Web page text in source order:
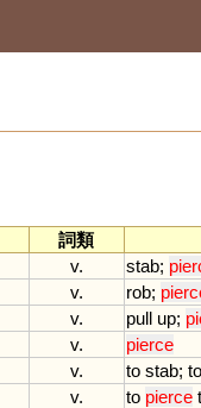
詞類
v. stab;
v. rob;
v. pull up;
v.
pierce
v. to stab; to
v. to pierce